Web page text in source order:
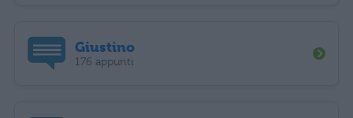
Giustino
176 appunti